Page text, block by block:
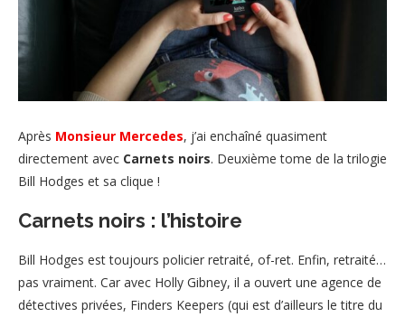
Après Monsieur Mercedes, j’ai enchaîné quasiment
directement avec Carnets noirs. Deuxième tome de la trilogie
Bill Hodges et sa clique !
Carnets noirs : l’histoire
Bill Hodges est toujours policier retraité, of-ret. Enfin, retraité…
pas vraiment. Car avec Holly Gibney, il a ouvert une agence de
détectives privées, Finders Keepers (qui est d’ailleurs le titre du